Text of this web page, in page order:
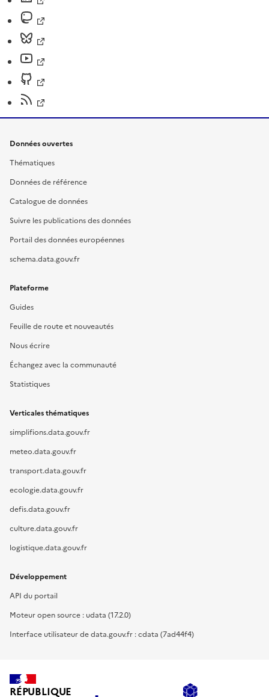
Données ouvertes
Thématiques
Données de référence
Catalogue de données
Suivre les publications des données
Portail des données européennes
schema.data.gouv.fr
Plateforme
Guides
Feuille de route et nouveautés
Nous écrire
Échangez avec la communauté
Statistiques
Verticales thématiques
simplifions.data.gouv.fr
meteo.data.gouv.fr
transport.data.gouv.fr
ecologie.data.gouv.fr
defis.data.gouv.fr
culture.data.gouv.fr
logistique.data.gouv.fr
Développement
API du portail
Moteur open source : udata (17.2.0)
Interface utilisateur de data.gouv.fr : cdata (7ad44f4)
RÉPUBLIQUE